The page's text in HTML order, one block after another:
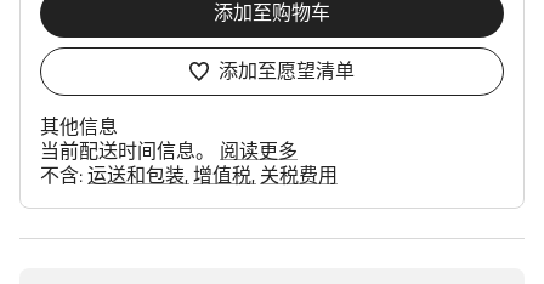
添加至购物车
添加至愿望清单
其他信息
当前配送时间信息。 阅读更多
不含: 运送和包装 增值税 关税费用